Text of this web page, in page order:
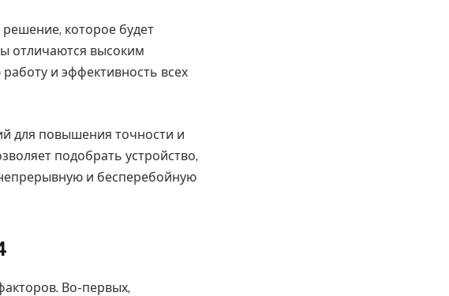
которое будет
отличаются высоким
и эффективность всех
для повышения точности и
подобрать устройство,
и бесперебойную
Во-первых,